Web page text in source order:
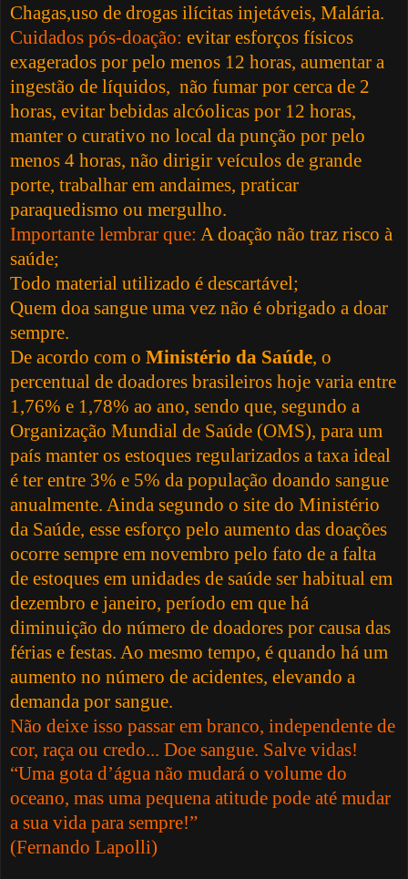
Chagas,uso de drogas ilícitas injetáveis, Malária.
Cuidados pós-doação: evitar esforços físicos
exagerados por pelo menos 12 horas, aumentar a
ingestão de líquidos, não fumar por cerca de 2
horas, evitar bebidas alcóolicas por 12 horas,
manter o curativo no local da punção por pelo
menos 4 horas, não dirigir veículos de grande
porte, trabalhar em andaimes, praticar
paraquedismo ou mergulho.
Importante lembrar que: A doação não traz risco à
saúde;
Todo material utilizado é descartável;
Quem doa sangue uma vez não é obrigado a doar
sempre.
De acordo com o Ministério da Saúde, o
percentual de doadores brasileiros hoje varia entre
1,76% e 1,78% ao ano, sendo que, segundo a
Organização Mundial de Saúde (OMS), para um
país manter os estoques regularizados a taxa ideal
é ter entre 3% e 5% da população doando sangue
anualmente. Ainda segundo o site do Ministério
da Saúde, esse esforço pelo aumento das doações
ocorre sempre em novembro pelo fato de a falta
de estoques em unidades de saúde ser habitual em
dezembro e janeiro, período em que há
diminuição do número de doadores por causa das
férias e festas. Ao mesmo tempo, é quando há um
aumento no número de acidentes, elevando a
demanda por sangue.
Não deixe isso passar em branco, independente de
cor, raça ou credo... Doe sangue. Salve vidas!
“Uma gota d’água não mudará o volume do
oceano, mas uma pequena atitude pode até mudar
a sua vida para sempre!”
(Fernando Lapolli)